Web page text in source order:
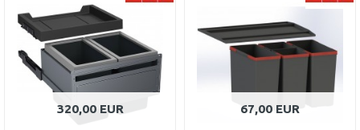
Porovnať Porovnať
320,00 EUR 67,00 EUR